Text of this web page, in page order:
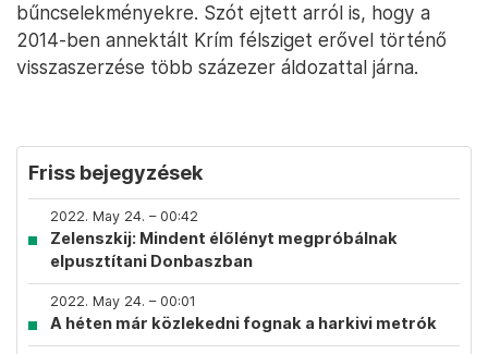
bűncselekményekre. Szót ejtett arról is, hogy a
2014-ben annektált Krím félsziget erővel történő
visszaszerzése több százezer áldozattal járna.
Friss bejegyzések
2022. May 24. – 00:42
Zelenszkij: Mindent élőlényt megpróbálnak
elpusztítani Donbaszban
2022. May 24. – 00:01
A héten már közlekedni fognak a harkivi metrók